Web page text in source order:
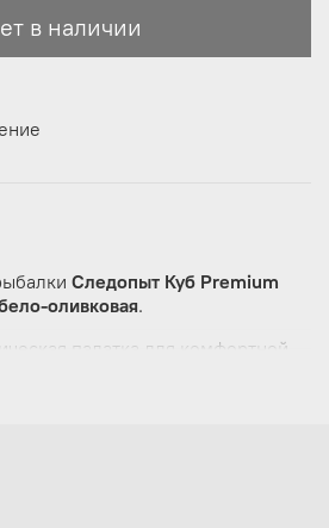
в наличии
Следопыт Куб Premium
оливковая.
палатка для комфортной
российского производителя.
в рабочем состоянии